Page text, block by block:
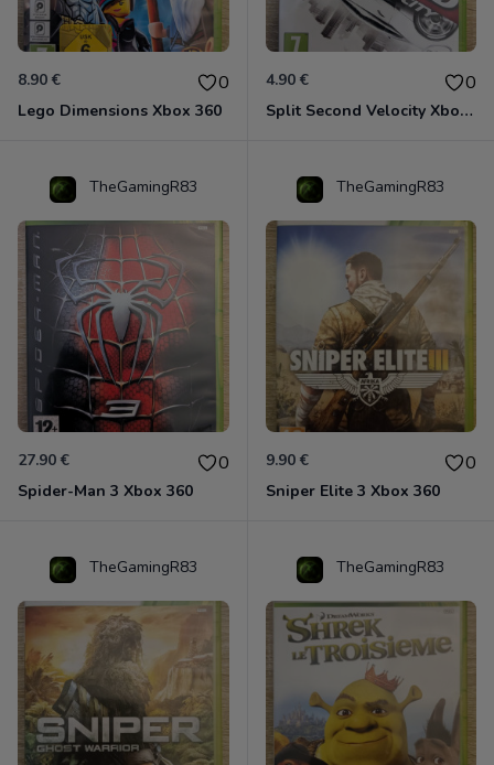
8.90 € 0
Lego Dimensions Xbox 360
4.90 € 0
Split Second Velocity Xbox 360
TheGamingR83
27.90 € 0
Spider-Man 3 Xbox 360
TheGamingR83
9.90 € 0
Sniper Elite 3 Xbox 360
TheGamingR83 TheGamingR83